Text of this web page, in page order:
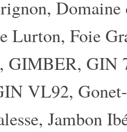
,
Lurton, Foie
, GIMBER, GIN
VL92,
, Jambon